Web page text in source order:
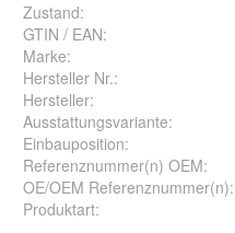
Zustand:
GTIN / EAN:
Marke:
Hersteller Nr.:
Hersteller:
Ausstattungsvariante:
Einbauposition:
Referenznummer(n) OEM:
OE/OEM Referenznummer(n):
Produktart: